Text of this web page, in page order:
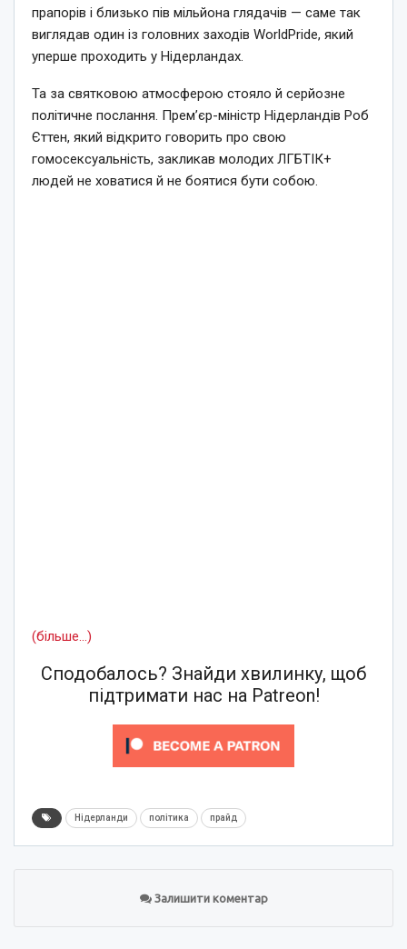
прапорів і близько пів мільйона глядачів — саме так
виглядав один із головних заходів WorldPride, який
уперше проходить у Нідерландах.
Та за святковою атмосферою стояло й серйозне
політичне послання. Прем’єр-міністр Нідерландів Роб
Єттен, який відкрито говорить про свою
гомосексуальність, закликав молодих ЛГБТІК+
людей не ховатися й не боятися бути собою.
(більше…)
Сподобалось? Знайди хвилинку, щоб
підтримати нас на Patreon!
Нідерланди політика прайд
Залишити коментар